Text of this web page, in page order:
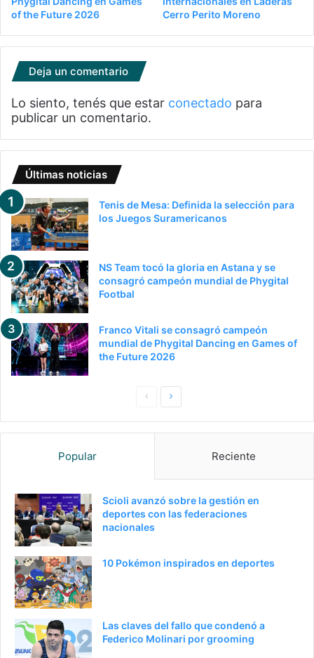
of the Future 2026
Cerro Perito Moreno
Deja un comentario
Lo siento, tenés que estar conectado para
publicar un comentario.
Últimas noticias
Tenis de Mesa: Definida la selección para
los Juegos Suramericanos
NS Team tocó la gloria en Astana y se
consagró campeón mundial de Phygital
Footbal
Franco Vitali se consagró campeón
mundial de Phygital Dancing en Games of
the Future 2026
PaginaSiguiente
Popular Reciente
Scioli avanzó sobre la gestión en
deportes con las federaciones
nacionales
10 Pokémon inspirados en deportes
Las claves del fallo que condenó a
Federico Molinari por grooming